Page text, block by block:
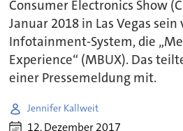
Consumer Electronics Show
Januar 2018 in Las Vegas
Infotainment-System, die
Experience“ (MBUX). Das
einer Pressemeldung mit.
Jennifer Kallweit
12. Dezember 2017